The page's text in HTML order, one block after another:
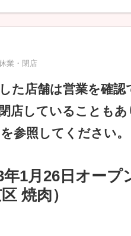
業・閉店
た店舗は営業を確
店していることも
参照してください。
年1月26日オー
焼肉）